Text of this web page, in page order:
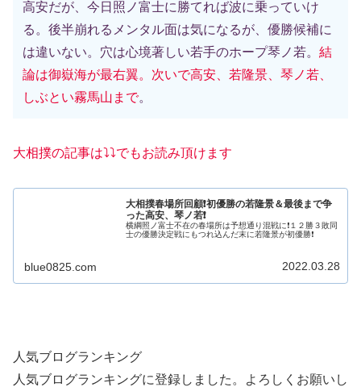
高安だが、今日照ノ富士に勝てれば波に乗っていけ
る。後半崩れるメンタル面は気になるが、優勝候補に
は違いない。穴は心境著しい若手のホープ琴ノ若。 結
論は御嶽海が最右翼。次いで高安、若隆景、琴ノ若、
しぶとい霧馬山まで。
大相撲の記事は⤵️⤵️でもお読み頂けます
大相撲春場所回顧❗初優勝の若隆景＆最後まで争
った高安、琴ノ若❗
横綱照ノ富士不在の春場所は予想通り混戦に❗１２勝３敗同
士の優勝決定戦にもつれ込んだ末に若隆景が初優勝❗
blue0825.com 2022.03.28
人気ブログランキング
人気ブログランキングに登録しました。よろしくお願いし